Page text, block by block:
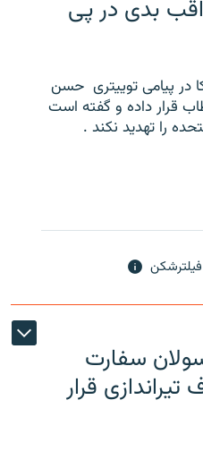
بدی در پی
در پیامی توییتری ‌ حسن
قرار داده و گفته است
را تهدید نکند .
سفارت
تیراندازی قرار